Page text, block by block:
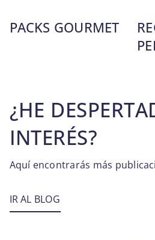
PACKS GOURMET
¿HE
INTERÉS?
Aquí encontrarás más
IR AL BLOG